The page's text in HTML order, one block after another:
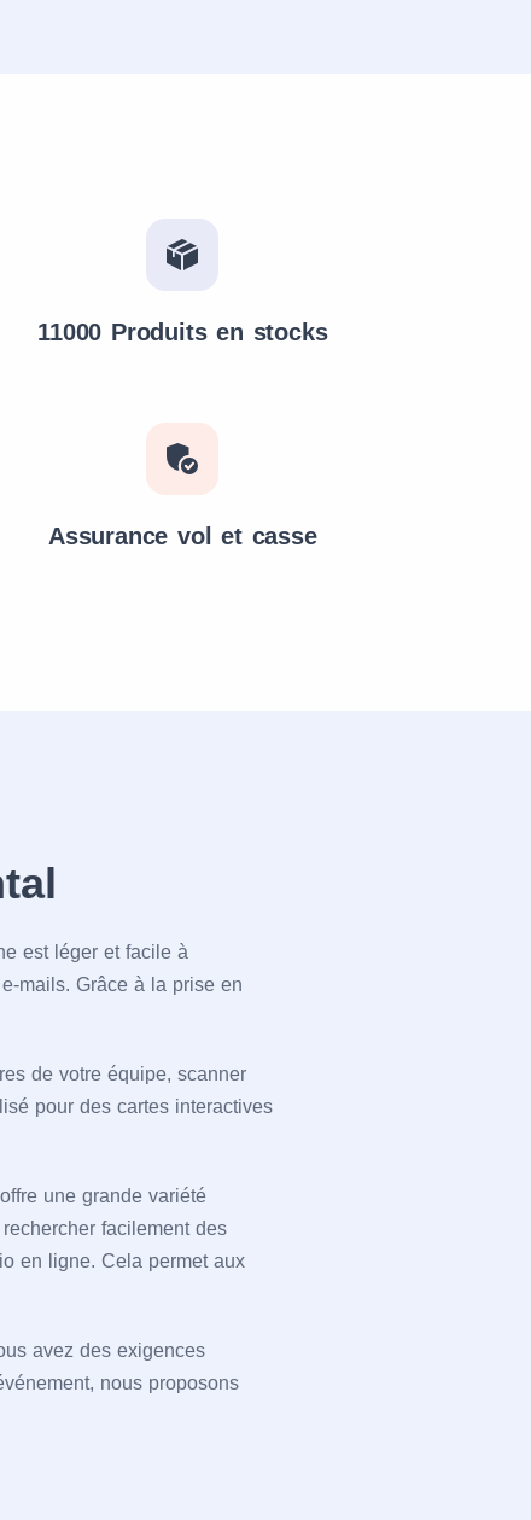
11000 Produits en stocks
Assurance vol et casse
est léger et facile à
mails. Grâce à la prise en
de votre équipe, scanner
pour des cartes interactives
une grande variété
facilement des
en ligne. Cela permet aux
avez des exigences
nous proposons